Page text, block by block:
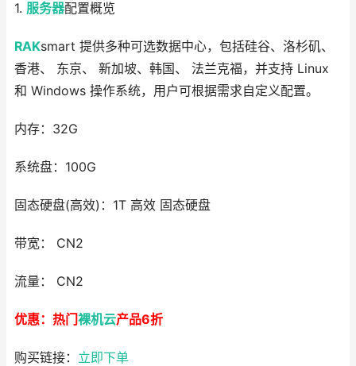
1. 服务器配置概览
RAKsmart 提供多种可选数据中心，包括硅谷、洛杉矶、
香港、 东京、 新加坡、韩国、 法兰克福，并支持 Linux
和 Windows 操作系统，用户可根据需求自定义配置。
内存：32G
系统盘：100G
固态硬盘(高效)：1T 高效 固态硬盘
带宽： CN2
流量： CN2
优惠：热门裸机云产品6折
购买链接： 立即下单